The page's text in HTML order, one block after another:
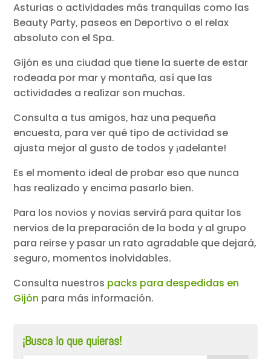
Asturias o actividades más tranquilas como las
Beauty Party, paseos en Deportivo o el relax
absoluto con el Spa.
Gijón es una ciudad que tiene la suerte de estar
rodeada por mar y montaña, así que las
actividades a realizar son muchas.
Consulta a tus amigos, haz una pequeña
encuesta, para ver qué tipo de actividad se
ajusta mejor al gusto de todos y ¡adelante!
Es el momento ideal de probar eso que nunca
has realizado y encima pasarlo bien.
Para los novios y novias servirá para quitar los
nervios de la preparación de la boda y al grupo
para reirse y pasar un rato agradable que dejará,
seguro, momentos inolvidables.
Consulta nuestros packs para despedidas en
Gijón para más información.
¡Busca lo que quieras!